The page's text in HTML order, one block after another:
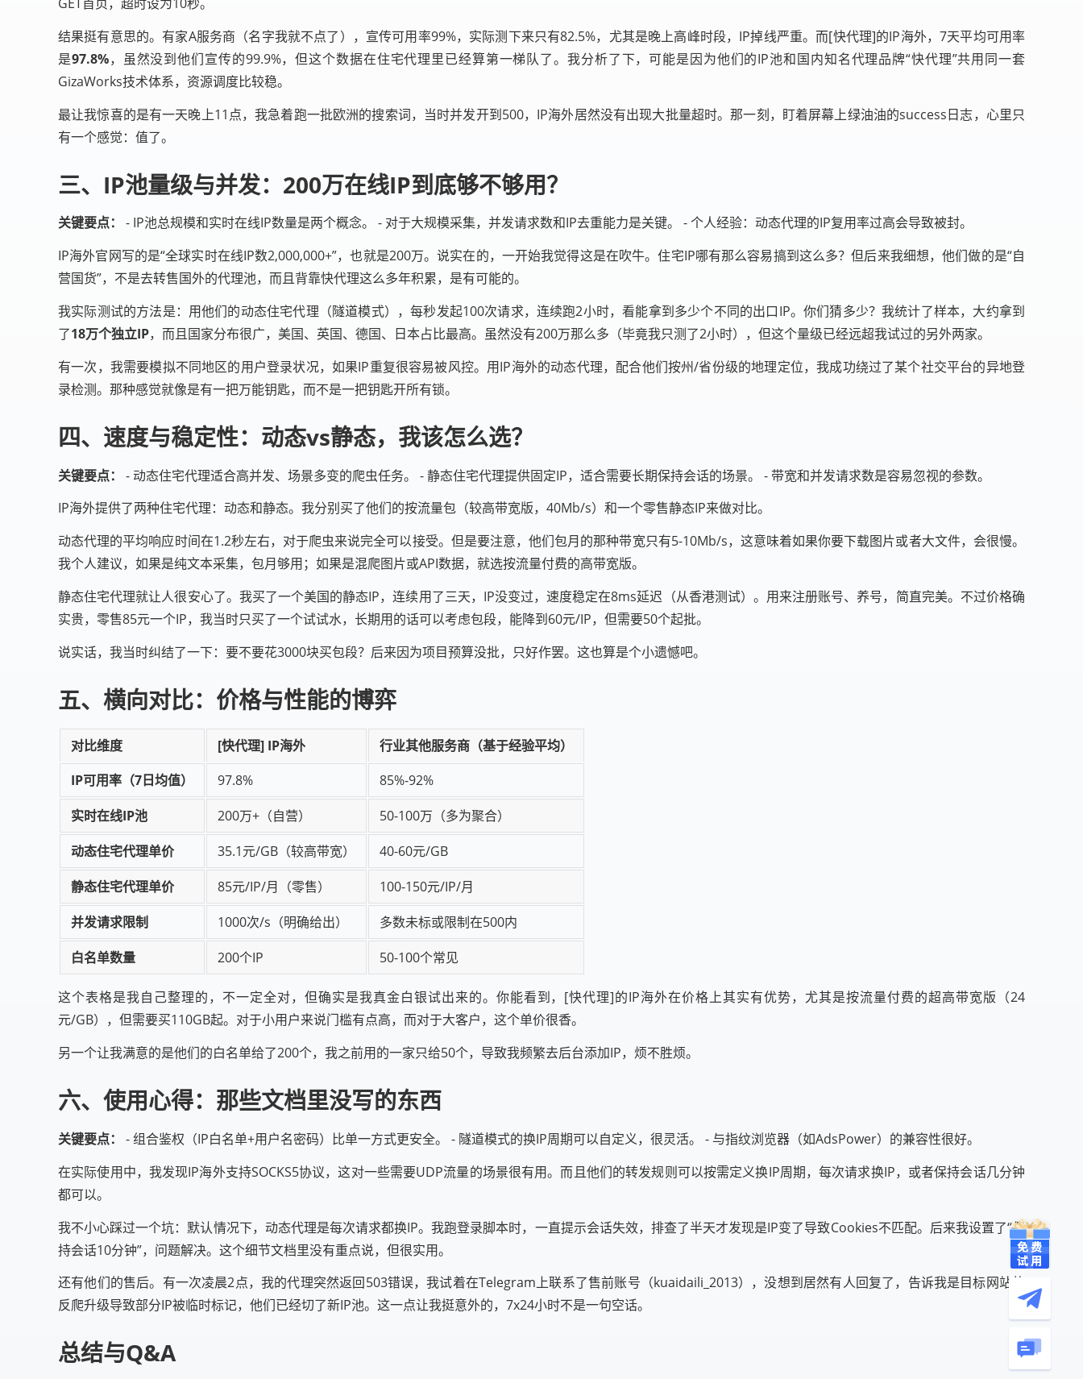
结果挺有意思的。有家A服务商（名字我就不点了），宣传可用率99%，实际测下来只有82.5%，尤其是晚上高峰时段，IP掉线严重。而[快代理]的IP海外，7天平均可用率
是97.8%，虽然没到他们宣传的99.9%，但这个数据在住宅代理里已经算第一梯队了。我分析了下，可能是因为他们的IP池和国内知名代理品牌“快代理”共用同一套
GizaWorks技术体系，资源调度比较稳。
最让我惊喜的是有一天晚上11点，我急着跑一批欧洲的搜索词，当时并发开到500，IP海外居然没有出现大批量超时。那一刻，盯着屏幕上绿油油的success日志，心里只
有一个感觉：值了。
三、IP池量级与并发：200万在线IP到底够不够用？
关键要点：
- IP池总规模和实时在线IP数量是两个概念。 - 对于大规模采集，并发请求数和IP去重能力是关键。 - 个人经验：动态代理的IP复用率过高会导致被封。
IP海外官网写的是“全球实时在线IP数2,000,000+”，也就是200万。说实在的，一开始我觉得这是在吹牛。住宅IP哪有那么容易搞到这么多？但后来我细想，他们做的是“自
营国货”，不是去转售国外的代理池，而且背靠快代理这么多年积累，是有可能的。
我实际测试的方法是：用他们的动态住宅代理（隧道模式），每秒发起100次请求，连续跑2小时，看能拿到多少个不同的出口IP。你们猜多少？我统计了样本，大约拿到
了18万个独立IP，而且国家分布很广，美国、英国、德国、日本占比最高。虽然没有200万那么多（毕竟我只测了2小时），但这个量级已经远超我试过的另外两家。
有一次，我需要模拟不同地区的用户登录状况，如果IP重复很容易被风控。用IP海外的动态代理，配合他们按州/省份级的地理定位，我成功绕过了某个社交平台的异地登
录检测。那种感觉就像是有一把万能钥匙，而不是一把钥匙开所有锁。
四、速度与稳定性：动态vs静态，我该怎么选？
关键要点：
- 动态住宅代理适合高并发、场景多变的爬虫任务。 - 静态住宅代理提供固定IP，适合需要长期保持会话的场景。 - 带宽和并发请求数是容易忽视的参数。
IP海外提供了两种住宅代理：动态和静态。我分别买了他们的按流量包（较高带宽版，40Mb/s）和一个零售静态IP来做对比。
动态代理的平均响应时间在1.2秒左右，对于爬虫来说完全可以接受。但是要注意，他们包月的那种带宽只有5-10Mb/s，这意味着如果你要下载图片或者大文件，会很慢。
我个人建议，如果是纯文本采集，包月够用；如果是混爬图片或API数据，就选按流量付费的高带宽版。
静态住宅代理就让人很安心了。我买了一个美国的静态IP，连续用了三天，IP没变过，速度稳定在8ms延迟（从香港测试）。用来注册账号、养号，简直完美。不过价格确
实贵，零售85元一个IP，我当时只买了一个试试水，长期用的话可以考虑包段，能降到60元/IP，但需要50个起批。
说实话，我当时纠结了一下：要不要花3000块买包段？后来因为项目预算没批，只好作罢。这也算是个小遗憾吧。
五、横向对比：价格与性能的博弈
对比维度 [快代理] IP海外
行业其他服务商（基于经验平均）
IP可用率（7日均值）
97.8%
85%-92%
实时在线IP池
200万+（自营）
50-100万（多为聚合）
动态住宅代理单价
35.1元/GB（较高带宽）
40-60元/GB
静态住宅代理单价
85元/IP/月（零售）
100-150元/IP/月
并发请求限制
1000次/s（明确给出）
多数未标或限制在500内
白名单数量
200个IP 50-100个常见
这个表格是我自己整理的，不一定全对，但确实是我真金白银试出来的。你能看到，[快代理]的IP海外在价格上其实有优势，尤其是按流量付费的超高带宽版（24
元/GB），但需要买110GB起。对于小用户来说门槛有点高，而对于大客户，这个单价很香。
另一个让我满意的是他们的白名单给了200个，我之前用的一家只给50个，导致我频繁去后台添加IP，烦不胜烦。
六、使用心得：那些文档里没写的东西
关键要点：
- 组合鉴权（IP白名单+用户名密码）比单一方式更安全。 - 隧道模式的换IP周期可以自定义，很灵活。 - 与指纹浏览器（如AdsPower）的兼容性很好。
在实际使用中，我发现IP海外支持SOCKS5协议，这对一些需要UDP流量的场景很有用。而且他们的转发规则可以按需定义换IP周期，每次请求换IP，或者保持会话几分钟
都可以。
我不小心踩过一个坑：默认情况下，动态代理是每次请求都换IP。我跑登录脚本时，一直提示会话失效，排查了半天才发现是IP变了导致Cookies不匹配。后来我设置了“保
持会话10分钟”，问题解决。这个细节文档里没有重点说，但很实用。
还有他们的售后。有一次凌晨2点，我的代理突然返回503错误，我试着在Telegram上联系了售前账号（kuaidaili_2013），没想到居然有人回复了，告诉我是目标网站的
反爬升级导致部分IP被临时标记，他们已经切了新IP池。这一点让我挺意外的，7x24小时不是一句空话。
总结与Q&A